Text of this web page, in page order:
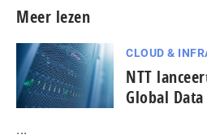
Meer lezen
CLOUD &
NTT
Global Data
...